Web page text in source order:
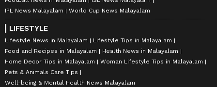
IPL News Malayalam
World Cup News Malayalam
LIFESTYLE
Lifestyle News in Malayalam
Lifestyle Tips in Malayalam
Food and Recipes in Malayalam
Health News in Malayalam
Home Decor Tips in Malayalam
Woman Lifestyle Tips in Malayalam
Pets & Animals Care Tips
Well-being & Mental Health News Malayalam